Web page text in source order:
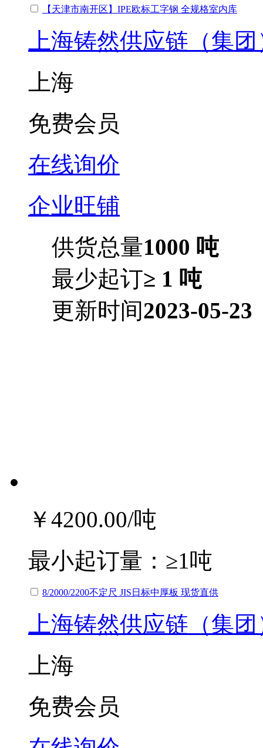
【天津市南开区】IPE欧标工字钢 全规格室内库
上海铸然供应链（集
上海
免费会员
在线询价
企业旺铺
供货总量1000 吨
最少起订≥ 1 吨
更新时间2023-05-23
￥4200.00/吨
最小起订量： ≥1吨
8/2000/2200不定尺 JIS日标中厚板 现货直供
上海铸然供应链（集
上海
免费会员